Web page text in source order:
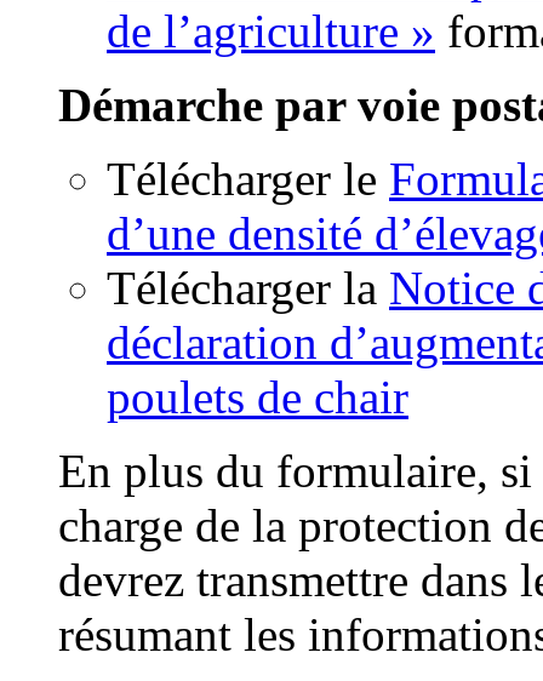
de l’agriculture »
Démarche par voie
Télécharger le
d’une densité
Télécharger la Notice
déclaration
poulets de chair
En plus du formulaire,
charge de la protection
devrez transmettre dans
résumant les